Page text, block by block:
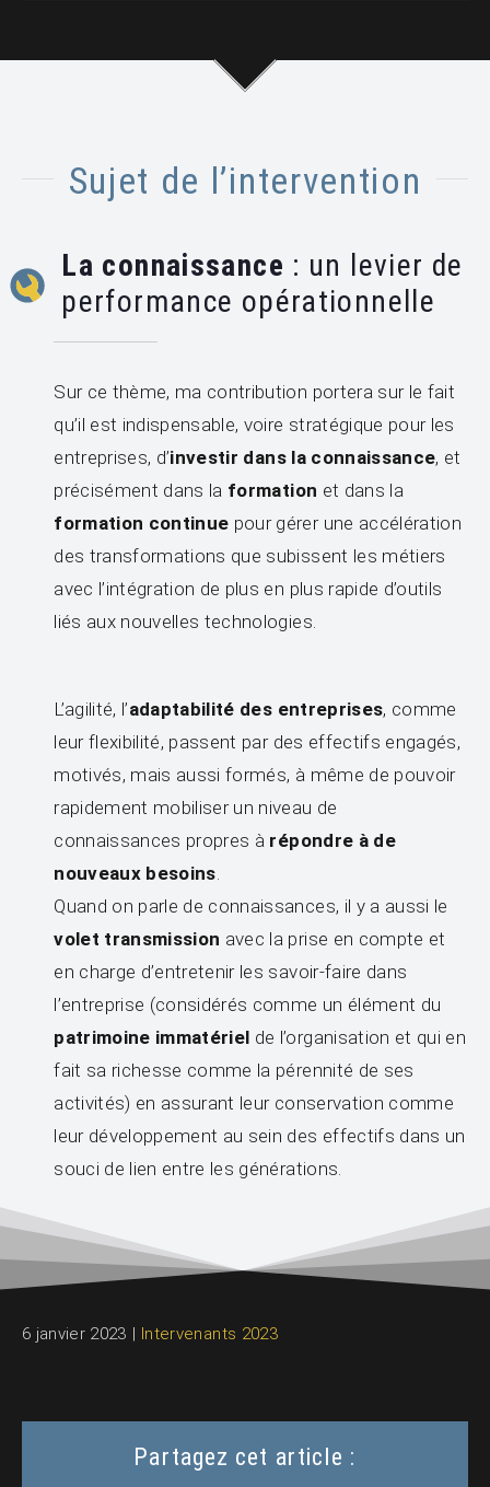
Sujet de l’intervention
La connaissance : un levier de
performance opérationnelle
Sur ce thème, ma contribution portera sur le fait
qu’il est indispensable, voire stratégique pour les
entreprises, d’investir dans la connaissance, et
précisément dans la formation et dans la
formation continue pour gérer une accélération
des transformations que subissent les métiers
avec l’intégration de plus en plus rapide d’outils
liés aux nouvelles technologies.
L’agilité, l’adaptabilité des entreprises, comme
leur flexibilité, passent par des effectifs engagés,
motivés, mais aussi formés, à même de pouvoir
rapidement mobiliser un niveau de
connaissances propres à répondre à de
nouveaux besoins
Quand on parle de connaissances, il y a aussi le
volet transmission avec la prise en compte et
en charge d’entretenir les savoir-faire dans
l’entreprise (considérés comme un élément du
patrimoine immatériel de l’organisation et qui en
fait sa richesse comme la pérennité de ses
activités) en assurant leur conservation comme
leur développement au sein des effectifs dans un
souci de lien entre les générations.
6 janvier 2023 Intervenants 2023
Partagez cet article :